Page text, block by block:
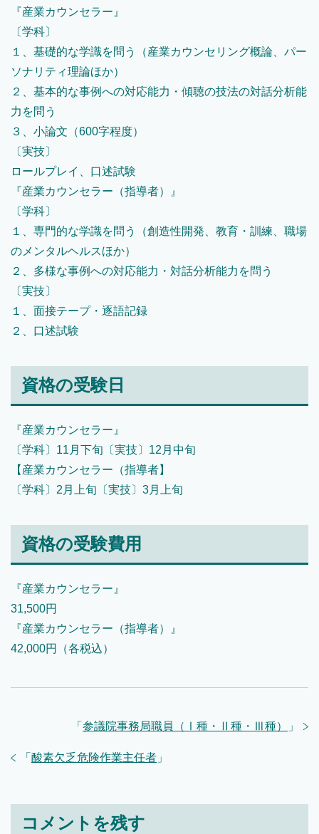
『産業カウンセラー』
〔学科〕
１、基礎的な学識を問う（産業カウンセリング概論、パー
ソナリティ理論ほか）
２、基本的な事例への対応能力・傾聴の技法の対話分析能
力を問う
３、小論文（600字程度）
〔実技〕
ロールプレイ、口述試験
『産業カウンセラー（指導者）』
〔学科〕
１、専門的な学識を問う（創造性開発、教育・訓練、職場
のメンタルヘルスほか）
２、多様な事例への対応能力・対話分析能力を問う
〔実技〕
１、面接テープ・逐語記録
２、口述試験
資格の受験日
『産業カウンセラー』
〔学科〕11月下旬〔実技〕12月中旬
【産業カウンセラー（指導者】
〔学科〕2月上旬〔実技〕3月上旬
資格の受験費用
『産業カウンセラー』
31,500円
『産業カウンセラー（指導者）』
42,000円（各税込）
「 参議院事務局職員（Ⅰ種・Ⅱ種・Ⅲ種） 」
「 酸素欠乏危険作業主任者 」
コメントを残す